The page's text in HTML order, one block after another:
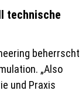
technische
beherrscht
„Also
und Praxis